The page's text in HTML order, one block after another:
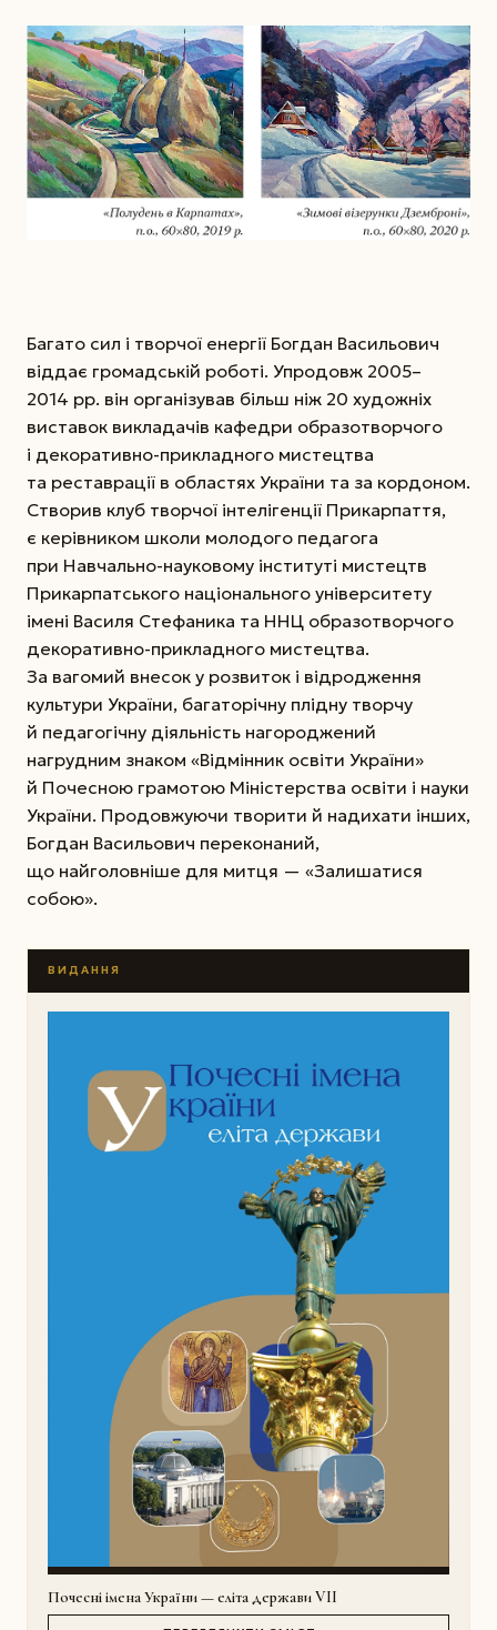
Багато сил і творчої енергії Богдан Васильович
віддає громадській роботі. Упродовж 2005–
2014 рр. він організував більш ніж 20 художніх
виставок викладачів кафедри образотворчого
і декоративно-прикладного мистецтва
та реставрації в областях України та за кордоном.
Створив клуб творчої інтелігенції Прикарпаття,
є керівником школи молодого педагога
при Навчально-науковому інституті мистецтв
Прикарпатського національного університету
імені Василя Стефаника та ННЦ образотворчого
декоративно-прикладного мистецтва.
За вагомий внесок у розвиток і відродження
культури України, багаторічну плідну творчу
й педагогічну діяльність нагороджений
нагрудним знаком «Відмінник освіти України»
й Почесною грамотою Міністерства освіти і науки
України. Продовжуючи творити й надихати інших,
Богдан Васильович переконаний,
що найголовніше для митця — «­Залишатися
собою».
ВИДАННЯ
Почесні імена України — еліта держави VII